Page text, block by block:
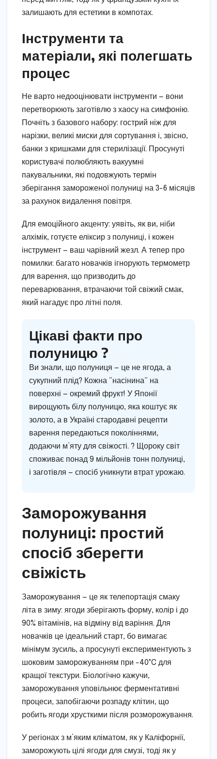
залишають для естетики в компотах.
Інструменти та
матеріали, які полегшать
процес
Не варто недооцінювати інструменти — вони
перетворюють заготівлю з хаосу на симфонію.
Почніть з базового набору: гострий ніж для
нарізки, великі миски для сортування і, звісно,
банки з кришками для стерилізації. Просунуті
користувачі полюбляють вакуумні
пакувальники, які подовжують термін
зберігання замороженої полуниці на 3-6 місяців
за рахунок видалення повітря.
Для емоційного акценту: уявіть, як ви, ніби
алхімік, готуєте еліксир з полуниці, і кожен
інструмент — ваш чарівний жезл. А тепер про
помилки: багато новачків ігнорують термометр
для варення, що призводить до
переварювання, втрачаючи той свіжий смак,
який нагадує про літні поля.
Цікаві факти про
полуницю ?
Ви знали, що полуниця — це не ягода, а
сукупний плід? Кожна “насінина” на
поверхні — окремий фрукт! У Японії
вирощують білу полуницю, яка коштує як
золото, а в Україні стародавні рецепти
варення передаються поколіннями,
додаючи м’яту для свіжості. ? Щороку світ
споживає понад 9 мільйонів тонн полуниці,
і заготівля — спосіб уникнути втрат урожаю.
Заморожування
полуниці: простий
спосіб зберегти
свіжість
Заморожування — це як телепортація смаку
літа в зиму: ягоди зберігають форму, колір і до
90% вітамінів, на відміну від варіння. Для
новачків це ідеальний старт, бо вимагає
мінімум зусиль, а просунуті експериментують з
шоковим заморожуванням при -40°C для
кращої текстури. Біологічно кажучи,
заморожування уповільнює ферментативні
процеси, запобігаючи розпаду клітин, що
робить ягоди хрусткими після розморожування.
У регіонах з м’яким кліматом, як у Каліфорнії,
заморожують цілі ягоди для смузі, тоді як у